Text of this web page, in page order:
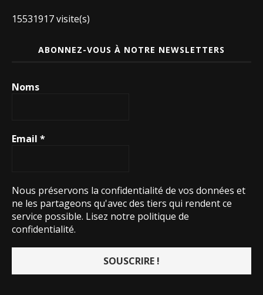
15531917 visite(s)
ABONNEZ-VOUS À NOTRE NEWSLETTERS
Noms
Email *
Nous préservons la confidentialité de vos données et
ne les partageons qu'avec des tiers qui rendent ce
service possible. Lisez notre politique de
confidentialité.